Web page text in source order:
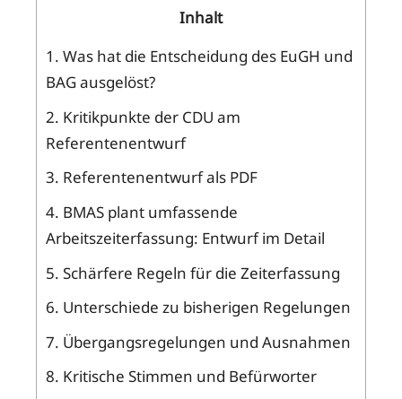
Inhalt
1. Was hat die Entscheidung des EuGH und
BAG ausgelöst?
2. Kritikpunkte der CDU am
Referentenentwurf
3. Referentenentwurf als PDF
4. BMAS plant umfassende
Arbeitszeiterfassung: Entwurf im Detail
5. Schärfere Regeln für die Zeiterfassung
6. Unterschiede zu bisherigen Regelungen
7. Übergangsregelungen und Ausnahmen
8. Kritische Stimmen und Befürworter